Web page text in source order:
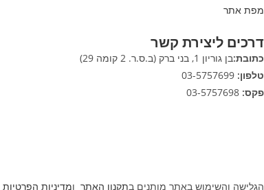
מפת אתר
דרכים ליצירת קשר
כתובת:בן גוריון 1, בני ברק (ב.ס.ר. 2 קומה 29)
טלפון:
פקס:
הגלישה והשימוש באתר מותנים בתקנון האתר ומדיניות הפרטיות